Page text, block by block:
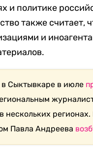
политике
также считает,
и
Сыктывкаре в июле
нескольких
Павла Андреева